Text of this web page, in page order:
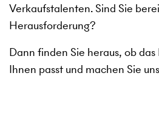
Verkaufstalenten. Sind Sie
Herausforderung?
Dann finden Sie heraus, ob
Ihnen passt und machen Sie